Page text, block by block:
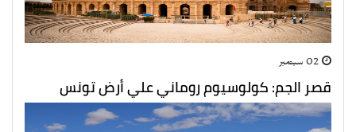
قصر الجم: كولوسيوم روماني علي أرض تونس